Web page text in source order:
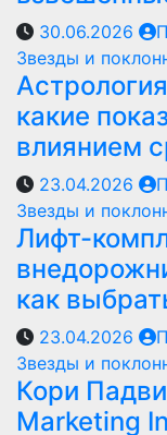
30.06.2026
Звезды и
какие
влиянием
23.04.2026
Звезды и
Лифт-
как
23.04.2026
Звезды и
Кори
Marketing